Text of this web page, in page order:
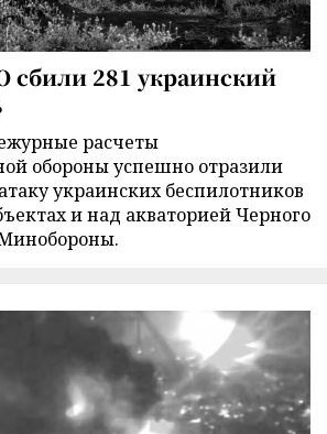
сбили 281 украинский
расчеты
обороны успешно отразили
украинских беспилотников
и над акваторией Черного